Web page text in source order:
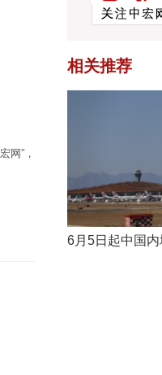
网”，
相关推荐
6月5日起中国